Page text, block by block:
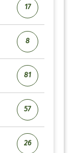
17
8
81
57
26